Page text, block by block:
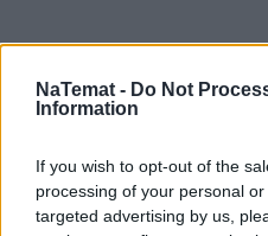
NaTemat - Do Not
Information
If you wish to opt-out of the
processing of your personal
targeted advertising by us,